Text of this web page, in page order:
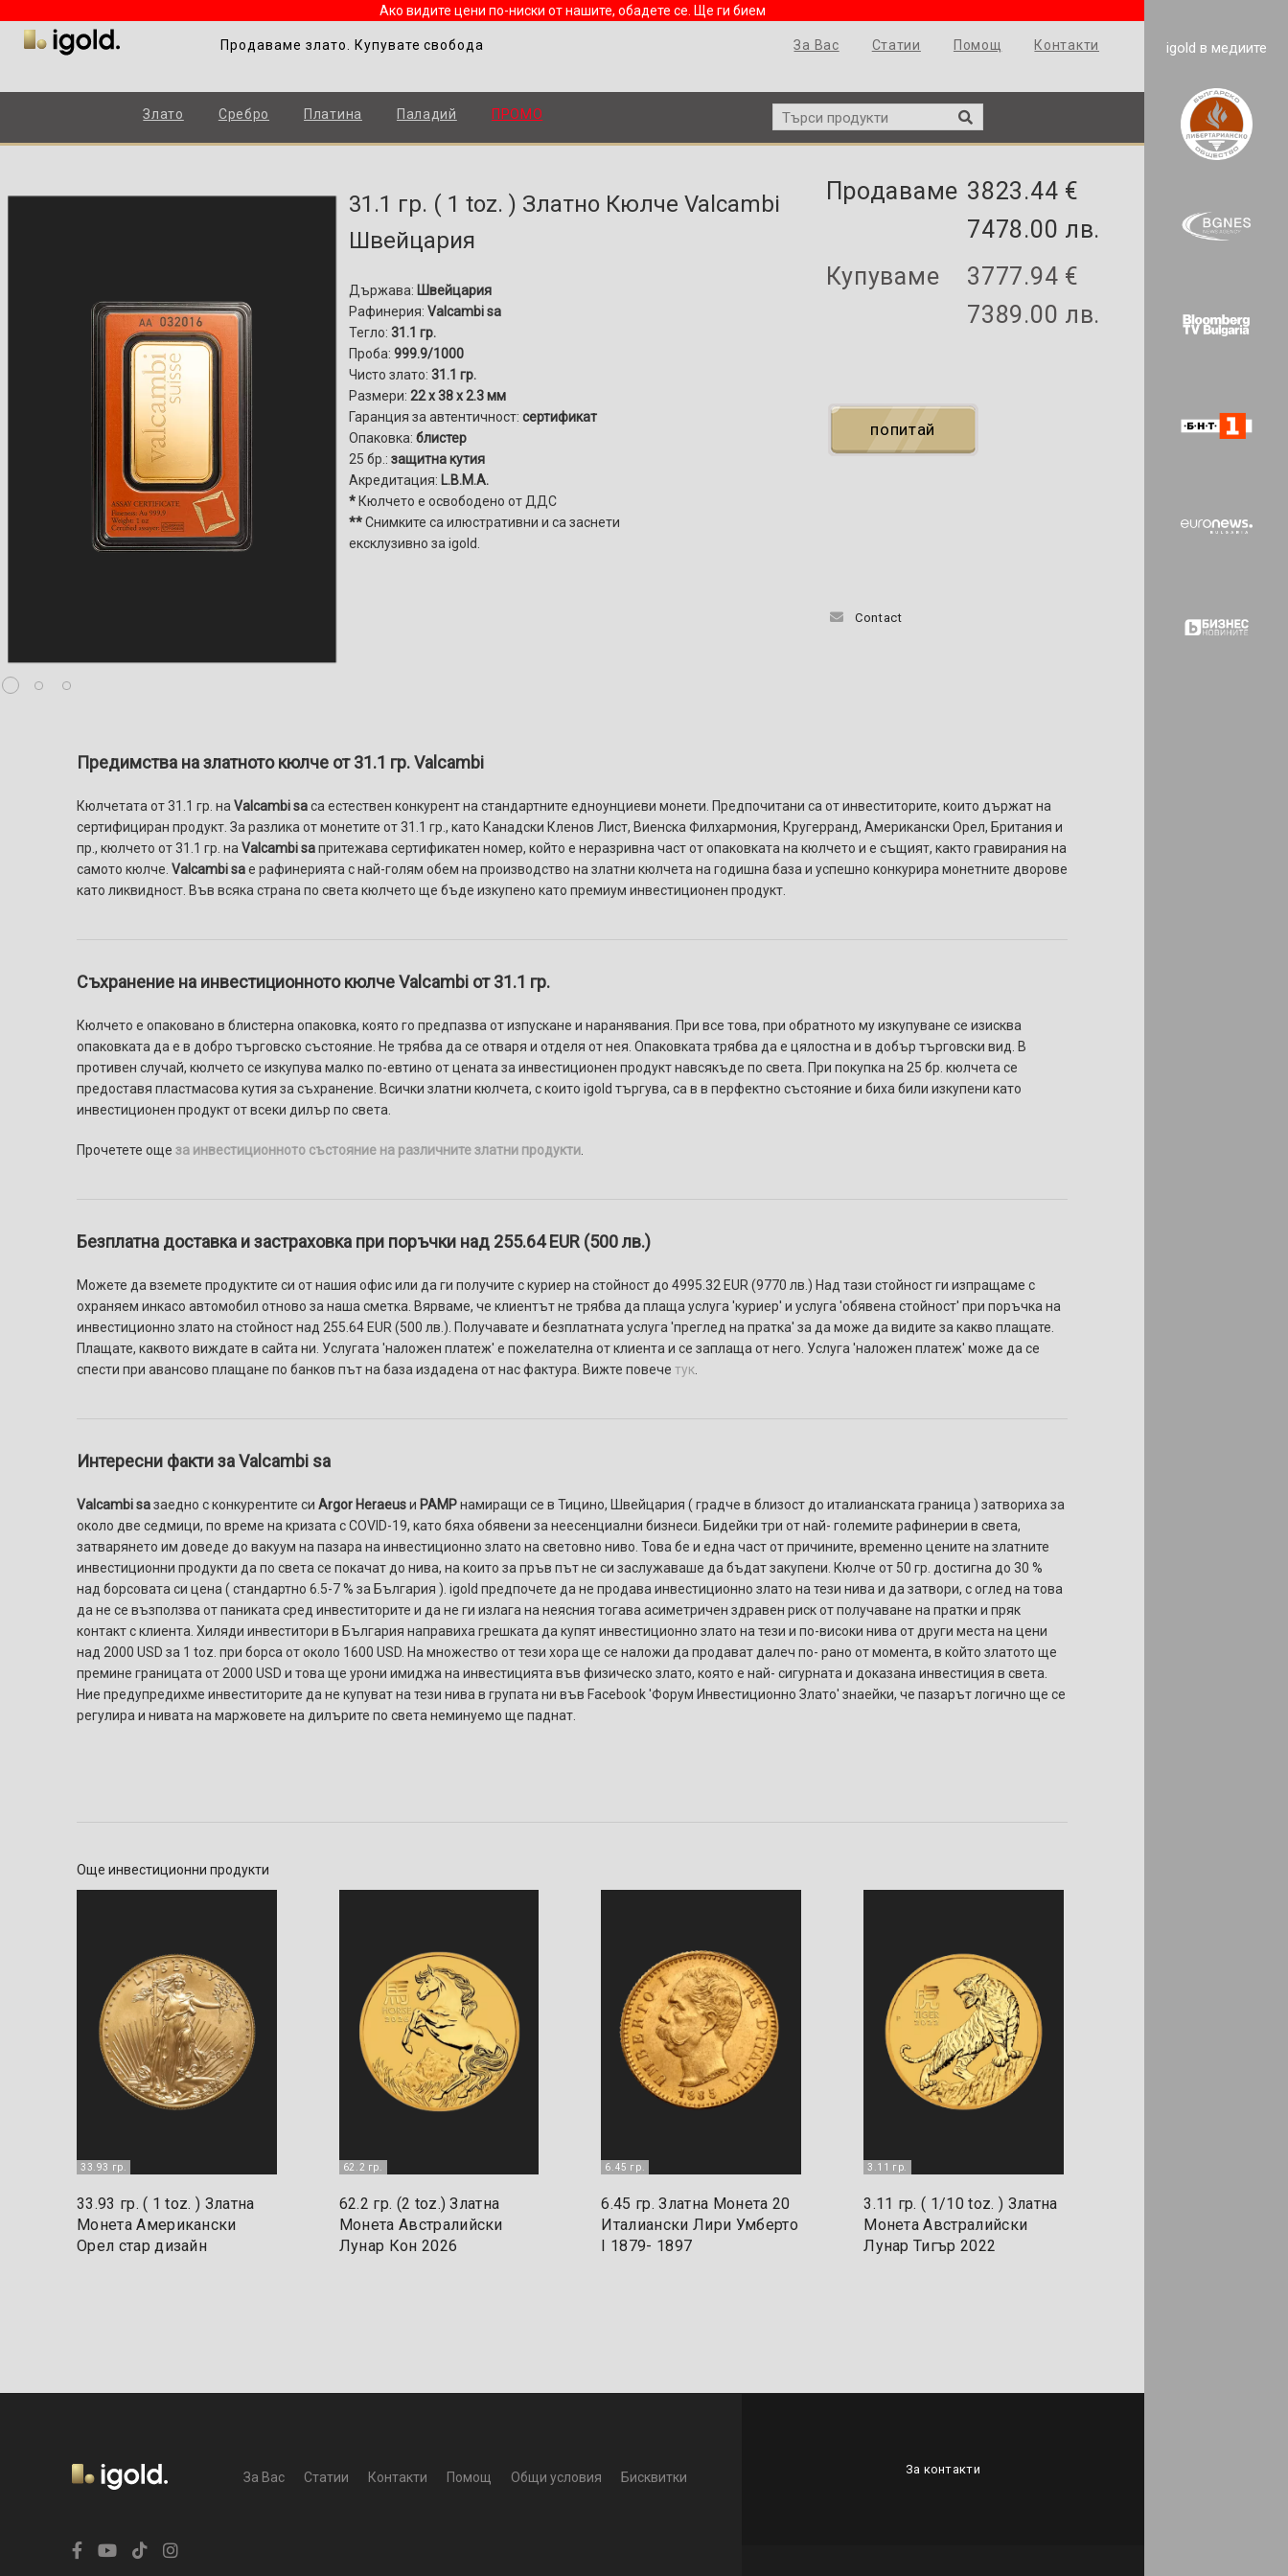
igold в медиите
Ако видите цени по-ниски от нашите, обадете се. Ще ги бием
Продаваме злато. Купувате свобода За Вас Статии Помощ Контакти
Злато Сребро Платина Паладий ПРОМО
31.1 гр. ( 1 toz. ) Златно Кюлче Valcambi
Швейцария
Държава: Швейцария
Рафинерия:Valcambi sa
Тегло:31.1 гр.
Проба:999.9/1000
Чисто злато:31.1 гр.
Размери:22 x 38 x 2.3 мм
Гаранция за автентичност:сертификат
Опаковка:блистер
25 бр.:защитна кутия
Акредитация: L.B.M.A.
* Кюлчето е освободено от ДДС
**Снимките са илюстративни и са заснети
ексклузивно за igold.
Продаваме 3823.44 €
7478.00 лв.
Купуваме
3777.94 €
7389.00 лв.
попитай
Contact
Предимства на златното кюлче от 31.1 гр. Valcambi
Кюлчетата от 31.1 гр. на Valcambi saса естествен конкурент на стандартните едноунциеви монети. Предпочитани са от инвеститорите, които държат на
сертифициран продукт. За разлика от монетите от 31.1 гр., като Канадски Кленов Лист, Виенска Филхармония, Кругерранд, Американски Орел, Британия и
пр., кюлчето от 31.1 гр. на Valcambi saпритежава сертификатен номер, който е неразривна част от опаковката на кюлчето и е същият, както гравирания на
самото кюлче. Valcambi saе рафинерията с най-голям обем на производство на златни кюлчета на годишна база и успешно конкурира монетните дворове
като ликвидност. Във всяка страна по света кюлчето ще бъде изкупено като премиум инвестиционен продукт.
Съхранение на инвестиционното кюлче Valcambi от 31.1 гр.
Кюлчето е опаковано в блистерна опаковка, която го предпазва от изпускане и наранявания. При все това, при обратното му изкупуване се изисква
опаковката да е в добро търговско състояние. Не трябва да се отваря и отделя от нея. Опаковката трябва да е цялостна и в добър търговски вид. В
противен случай, кюлчето се изкупува малко по-евтино от цената за инвестиционен продукт навсякъде по света. При покупка на 25 бр. кюлчета се
предоставя пластмасова кутия за съхранение. Всички златни кюлчета, с които igold търгува, са в в перфектно състояние и биха били изкупени като
инвестиционен продукт от всеки дилър по света.
Прочетете още за инвестиционното състояние на различните златни продукти
Безплатна доставка и застраховка при поръчки над 255.64 EUR (500 лв.)
Можете да вземете продуктите си от нашия офис или да ги получите с куриер на стойност до 4995.32 EUR (9770 лв.) Над тази стойност ги изпращаме с
охраняем инкасо автомобил отново за наша сметка. Вярваме, че клиентът не трябва да плаща услуга 'куриер' и услуга 'обявена стойност' при поръчка на
инвестиционно злато на стойност над 255.64 EUR (500 лв.). Получавате и безплатната услуга 'преглед на пратка' за да може да видите за какво плащате.
Плащате, каквото виждате в сайта ни. Услугaтa 'наложен платеж' e пожелателнa от клиента и се заплаща от него. Услуга 'наложен платеж' може да се
спести при авансово плащане по банков път на база издадена от нас фактура. Вижте повече тук
Интересни факти за Valcambi sa
Valcambi saзаедно с конкурентите си Argor Heraeusи PAMPнамиращи се в Тицино, Швейцария ( градче в близост до италианската граница ) затвориха за
около две седмици, по време на кризата с COVID-19, като бяха обявени за неесенциални бизнеси. Бидейки три от най- големите рафинерии в света,
затварянето им доведе до вакуум на пазара на инвестиционно злато на световно ниво. Това бе и една част от причините, временно цените на златните
инвестиционни продукти да по света се покачат до нива, на които за пръв път не си заслужаваше да бъдат закупени. Кюлче от 50 гр. достигна до 30 %
над борсовата си цена ( стандартно 6.5-7 % за България ). igold предпочете да не продава инвестиционно злато на тези нива и да затвори, с оглед на това
да не се възползва от паниката сред инвеститорите и да не ги излага на неясния тогава асиметричен здравен риск от получаване на пратки и пряк
контакт с клиента. Хиляди инвеститори в България направиха грешката да купят инвестиционно злато на тези и по-високи нива от други места на цени
над 2000 USD за 1 toz. при борса от около 1600 USD. На множество от тези хора ще се наложи да продават далеч по- рано от момента, в който златото ще
премине границата от 2000 USD и това ще урони имиджа на инвестицията във физическо злато, която е най- сигурната и доказана инвестиция в света.
Ние предупредихме инвеститорите да не купуват на тези нива в групата ни във Facebook 'Форум Инвестиционно Злато' знаейки, че пазарът логично ще се
регулира и нивата на маржовете на дилърите по света неминуемо ще паднат.
Още инвестиционни продукти
33.93 гр.
33.93 гр. ( 1 toz. ) Златна
Монета Американски
Орел стар дизайн
62.2 гр.
62.2 гр. (2 toz.) Златна
Монета Австралийски
Лунар Кон 2026
6.45 гр.
6.45 гр. Златна Монета 20
Италиански Лири Умберто
I 1879- 1897
3.11 гр.
3.11 гр. ( 1/10 toz. ) Златна
Монета Австралийски
Лунар Тигър 2022
За Вас Статии Контакти Помощ Общи условия Бисквитки
За контакти